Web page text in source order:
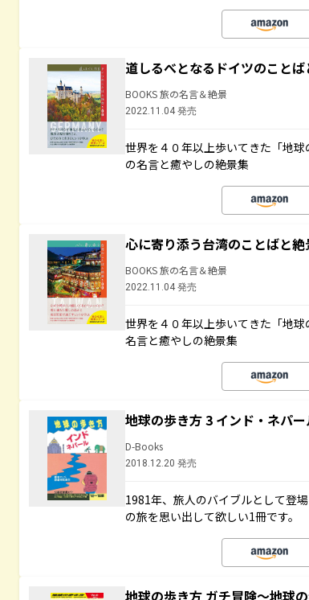
道しるべとなるドイツのことば
BOOKS 旅の名言＆絶景
2022.11.04 発売
世界を４０年以上歩いてきた「地
の名言と癒やしの絶景集
心に寄り添う台湾のことばと絶
BOOKS 旅の名言＆絶景
2022.11.04 発売
世界を４０年以上歩いてきた「地
名言と癒やしの絶景集
地球の歩き方 3 インド・ネパ
D-Books
2018.12.20 発売
1981年、旅人のバイブルとして登
の旅を思い出して欲しい1冊です。
地球の歩き方 ガチ冒険～地球